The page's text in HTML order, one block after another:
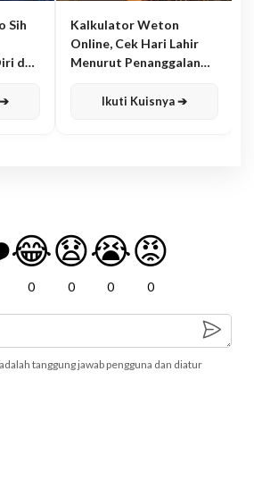
Sih
dan
Kalkulator Weton
Online, Cek Hari Lahir
Menurut Penanggalan
Ikuti Kuisnya ➔
😂
0
😧
0
😭
0
😡
0
tanggung jawab pengguna dan diatur